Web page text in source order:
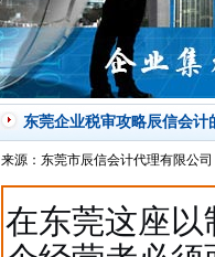
东莞企业税审攻略辰信会计
来源：东莞市辰信会计代理有限
在东莞这座